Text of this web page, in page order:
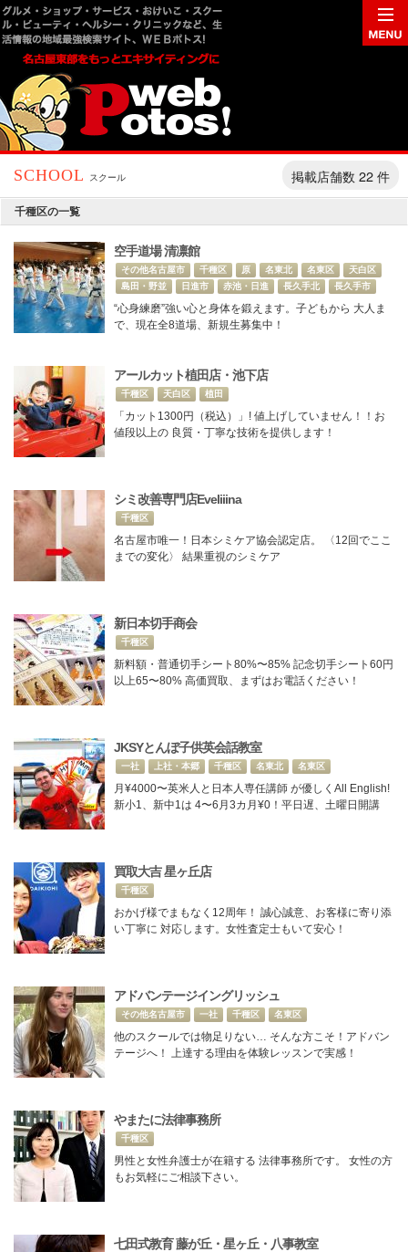
SCHOOL スクール 掲載店舗数 22 件
千種区の一覧
空手道場 清凛館
その他名古屋市 千種区 原 名東北 名東区
天白区
島田・野並
日進市 赤池・日進 長久手北 長久手市
“心身練磨”強い心と身体を鍛えます。子どもから 大人ま
で、現在全8道場、新規生募集中！
アールカット植田店・池下店
千種区 天白区 植田
「カット1300円（税込）」! 値上げしていません！！お
値段以上の 良質・丁寧な技術を提供します！
シミ改善専門店Eveliiina
千種区
名古屋市唯一！日本シミケア協会認定店。 〈12回でここ
までの変化〉 結果重視のシミケア
新日本切手商会
千種区
新料額・普通切手シート80%〜85% 記念切手シート60円
以上65〜80% 高価買取、まずはお電話ください！
JKSYとんぼ子供英会話教室
一社 上社・本郷 千種区 名東北 名東区
月¥4000〜英米人と日本人専任講師 が優しくAll English!
新小1、新中1は 4〜6月3カ月¥0！平日遅、土曜日開講
買取大吉 星ヶ丘店
千種区
おかげ様でまもなく12周年！ 誠心誠意、お客様に寄り添
い丁寧に 対応します。女性査定士もいて安心！
アドバンテージイングリッシュ
その他名古屋市 一社 千種区 名東区
他のスクールでは物足りない… そんな方こそ！アドバン
テージへ！ 上達する理由を体験レッスンで実感！
やまたに法律事務所
千種区
男性と女性弁護士が在籍する 法律事務所です。 女性の方
もお気軽にご相談下さい。
七田式教育 藤が丘・星ヶ丘・八事教室